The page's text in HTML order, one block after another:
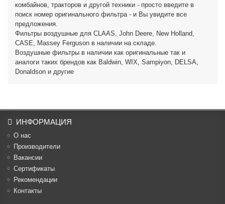
комбайнов, тракторов и другой техники - просто введите в
поиск номер оригинального фильтра - и Вы увидите все
предложения.
Фильтры воздушные для CLAAS, John Deere, New Holland,
CASE, Massey Ferguson в наличии на складе.
Воздушные фильтры в наличии как оригинальные так и
аналоги таких брендов как Baldwin, WIX, Sampiyon, DELSA,
Donaldson и другие
ИНФОРМАЦИЯ
О нас
Производители
Вакансии
Cертификаты
Рекомендации
Контакты